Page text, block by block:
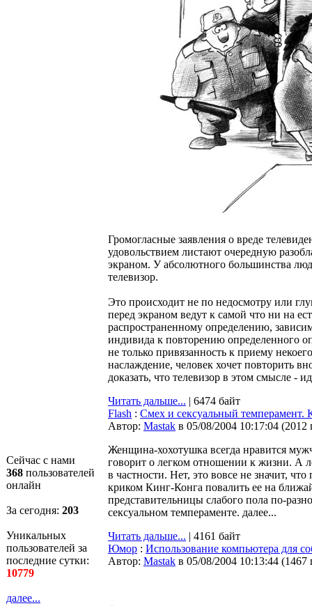
Сейчас с нами
368 пользователей
онлайн
За сегодня: 203
Уникальных
пользователей за
последние сутки:
10779
далее...
Громогласные заявления о вреде
удовольствием листают очередную
экраном. У абсолютного большинства
телевизор.
Это происходит не по недосмотру или
перед экраном ведут к самой что ни на
распространенному определению,
индивида к повторению определенного
не только привязанность к приему
наслаждение, человек хочет повторить
доказать, что телевизор в этом смысле -
Читать дальше... | 6474 байт
Flash : Смех и сексуальный темперамент.
Автор: Мastak в 05/08/2004 10:17:04 (2012
Женщина-хохотушка всегда нравится
говорит о легком отношении к жизни. А
в частности. Нет, это вовсе не значит,
криком Кинг-Конга повалить ее на
представительницы слабого пола по-
сексуальном темпераменте. далее...
Читать дальше... | 4161 байт
Юмор : Использование компьютера для
Автор: Мastak в 05/08/2004 10:13:44 (1467